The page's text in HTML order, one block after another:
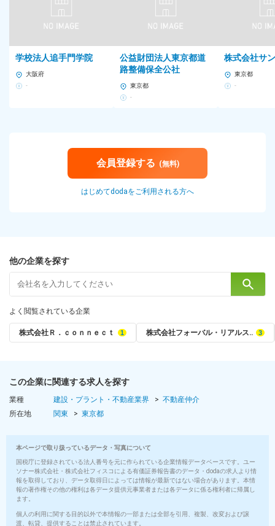
■入社時の想定年収
年収650万円
待遇・福利厚生・各種制度
◆社会保険完備
ー、温泉旅行、スポーツ大会など）
◆食事会（月1回）
◆社宅制度
◆各種慶弔金制度（結婚・出産・入学など）
◆奨学金返済（奨学金の金額に合わせて月/1～2万円支給）
休日・休暇
◆週休2日制（火曜・隔週水曜）
◆夏季休暇（7日）
◆年末年始休暇（7日）
◆GW休暇
学校法人追手門学院
大阪府
-
公益財団法人東京都道
路整備保全公社
東京都
-
株式会社サ
東京都
-
会員登録する (無料)
はじめてdodaをご利用される方へ
他の企業を探す
よく閲覧されている企業
株式会社Ｒ．ｃｏｎｎｅｃｔ 株式会社フォーバル・リアルス‥
この企業に関連する求人を探す
業種 建設・プラント・不動産業界
不動産仲介
所在地
関東 東京都
本ページで取り扱っているデータ・写真について
国税庁に登録されている法人番号を元に作られている企業情報データベースです。ユー
ソナー株式会社・株式会社フィスコによる有価証券報告書のデータ・dodaの求人より情
報を取得しており、データ取得日によっては情報が最新ではない場合があります。本情
報の著作権その他の権利は各データ提供元事業者または各データに係る権利者に帰属し
ます。
個人の利用に関する目的以外で本情報の一部または全部を引用、複製、改変および譲
渡、転貸、提供することは禁止されています。